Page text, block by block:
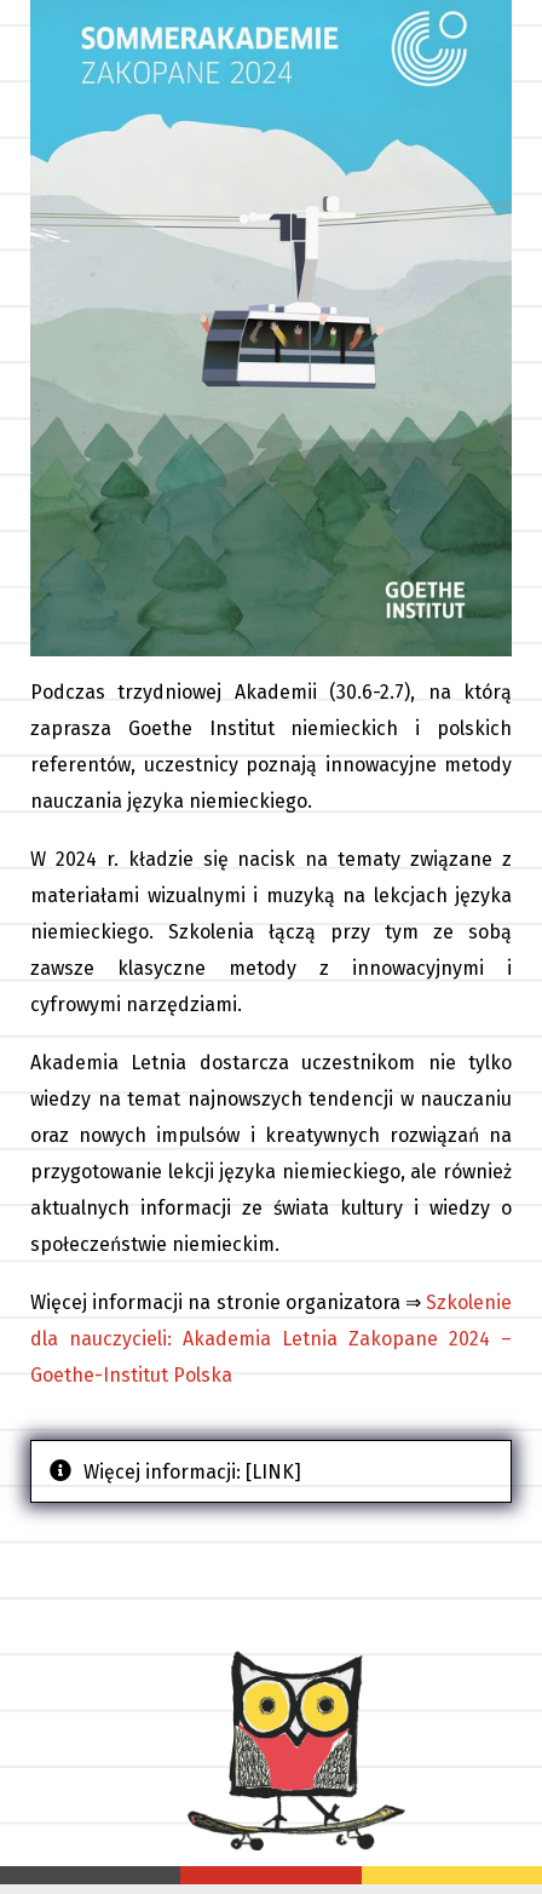
Podczas trzydniowej Akademii (30.6-2.7), na którą
zaprasza Goethe Institut niemieckich i polskich
referentów, uczestnicy poznają innowacyjne metody
nauczania języka niemieckiego.
W 2024 r. kładzie się nacisk na tematy związane z
materiałami wizualnymi i muzyką na lekcjach języka
niemieckiego. Szkolenia łączą przy tym ze sobą
zawsze klasyczne metody z innowacyjnymi i
cyfrowymi narzędziami.
Akademia Letnia dostarcza uczestnikom nie tylko
wiedzy na temat najnowszych tendencji w nauczaniu
oraz nowych impulsów i kreatywnych rozwiązań na
przygotowanie lekcji języka niemieckiego, ale również
aktualnych informacji ze świata kultury i wiedzy o
społeczeństwie niemieckim.
Więcej informacji na stronie organizatora ⇒ Szkolenie
dla nauczycieli: Akademia Letnia Zakopane 2024 –
Goethe-Institut Polska
Więcej informacji: [LINK]